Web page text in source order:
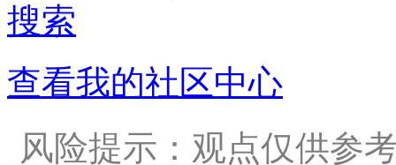
搜索
查看我的社区中心
风险提示：观点仅供参